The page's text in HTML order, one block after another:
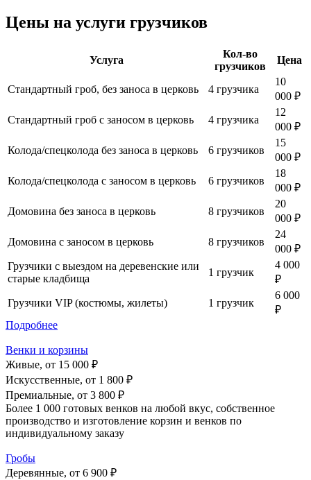
Цены на услуги грузчиков
Услуга
Кол-во
грузчиков
Цена
Стандартный гроб, без заноса в церковь 4 грузчика
10
000 ₽
Стандартный гроб с заносом в церковь
4 грузчика
12
000 ₽
Колода/спецколода без заноса в церковь
6 грузчиков
15
000 ₽
Колода/спецколода с заносом в церковь
6 грузчиков
18
000 ₽
Домовина без заноса в церковь
8 грузчиков
20
000 ₽
Домовина с заносом в церковь
8 грузчиков
24
000 ₽
Грузчики с выездом на деревенские или
старые кладбища
1 грузчик
4 000
₽
Грузчики VIP (костюмы, жилеты)
1 грузчик
6 000
₽
Подробнее
Венки и корзины
Живые, от 15 000 ₽
Искусственные, от 1 800 ₽
Премиальные, от 3 800 ₽
Более 1 000 готовых венков на любой вкус, собственное
производство и изготовление корзин и венков по
индивидуальному заказу
Гробы
Деревянные, от 6 900 ₽